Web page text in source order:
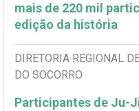
mais de 220 mil
edição da história
DIRETORIA REGIONAL
DO SOCORRO
Participantes de Ju-